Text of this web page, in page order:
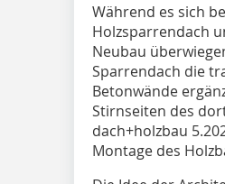
Während es sich
Holzsparrendach
Neubau
Sparrendach die
Betonwände
Stirnseiten des
dach+holzbau
Montage des